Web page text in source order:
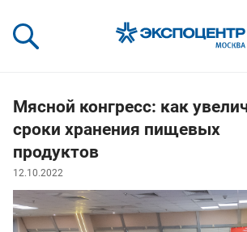
Shows:
a Key to Your
выставки
Мясной конгресс: как
сроки хранения пищевых
продуктов
12.10.2022